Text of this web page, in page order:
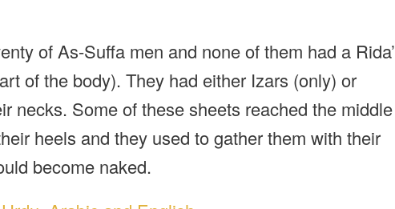
of As-Suffa men and none of them had a Rida’
of the body). They had either Izars (only) or
necks. Some of these sheets reached the middle
heels and they used to gather them with their
become naked.